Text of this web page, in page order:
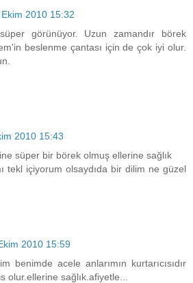
2010 15:32
görünüyor. Uzun zamandır börek
beslenme çantası için de çok iyi olur.
2010 15:43
süper bir börek olmuş ellerine sağlık
tekl içiyorum olsaydıda bir dilim ne güzel
2010 15:59
benimde acele anlarımın kurtarıcısıdır
olur.ellerine sağlık.afiyetle...